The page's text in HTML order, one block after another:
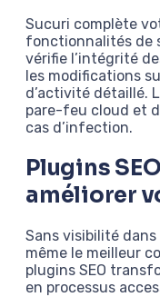
Sucuri complète
fonctionnalités de
vérifie l’intégrité
les modifications
d’activité détaillé.
pare-feu cloud et
cas d’infection.
Plugins
améliorer
Sans visibilité
même le meilleur
plugins SEO
en processus